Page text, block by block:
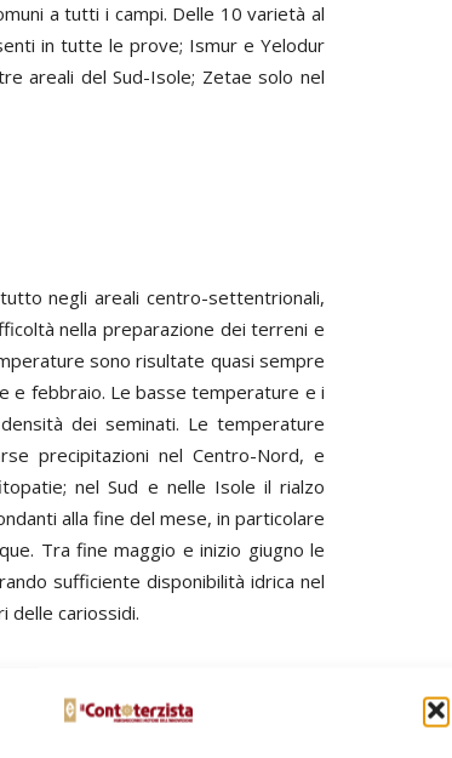
a tutti i campi. Delle 10 varietà al
in tutte le prove; Ismur e Yelodur
areali del Sud-Isole; Zetae solo nel
negli areali centro-settentrionali,
nella preparazione dei terreni e
sono risultate quasi sempre
e febbraio. Le basse temperature e i
dei seminati. Le temperature
precipitazioni nel Centro-Nord, e
nel Sud e nelle Isole il rialzo
alla fine del mese, in particolare
Tra fine maggio e inizio giugno le
sufficiente disponibilità idrica nel
delle cariossidi.